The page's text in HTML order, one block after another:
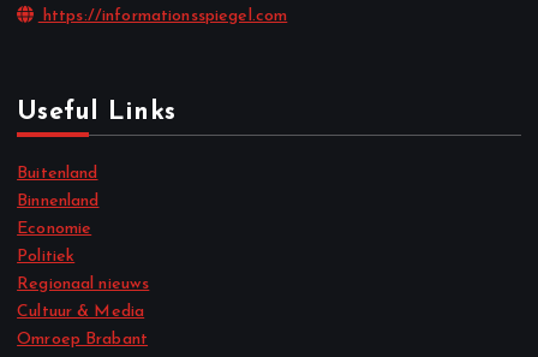
https://informationsspiegel.com
Useful Links
Buitenland
Binnenland
Economie
Politiek
Regionaal nieuws
Cultuur & Media
Omroep Brabant